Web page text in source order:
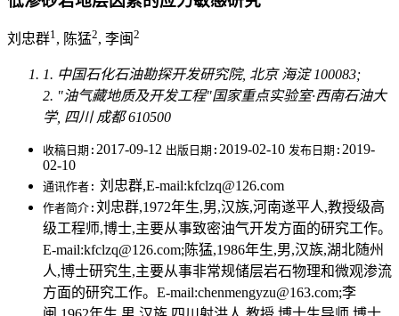
刘忠群1, 陈猛2, 李闽 2
1. 中国石化石油勘探开发研究院, 北京 海淀 100083;
2. "油气藏地质及开发工程"国家重点实验室·西南石油大
学, 四川 成都 610500
收稿日期: 2017-09-12 出版日期: 2019-02-10 发布日期: 2019-
02-10
通讯作者: 刘忠群,E-mail:kfclzq@126.com
作者简介: 刘忠群,1972年生,男,汉族,河南遂平人,教授级高
级工程师,博士,主要从事致密油气开发方面的研究工作。
E-mail:kfclzq@126.com;陈猛,1986年生,男,汉族,湖北随州
人,博士研究生,主要从事非常规储层岩石物理和微观渗流
方面的研究工作。E-mail:chenmengyzu@163.com;李